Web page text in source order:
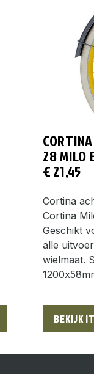
28 MILO
€21,45
Cortina
Cortina
Geschikt
alle
wielmaat.
BEKIJK